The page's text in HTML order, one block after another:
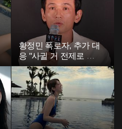
황정민 폭로자, 추가 대
응 "사귈 거 전제로 하
고…"